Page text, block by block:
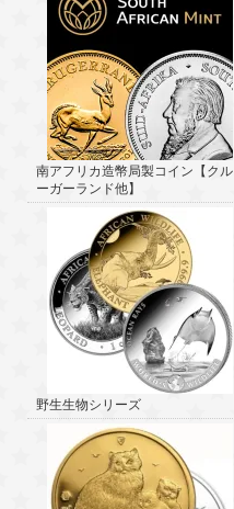
南アフリカ造幣局製コイン【クル
ーガーランド他】
野生生物シリーズ